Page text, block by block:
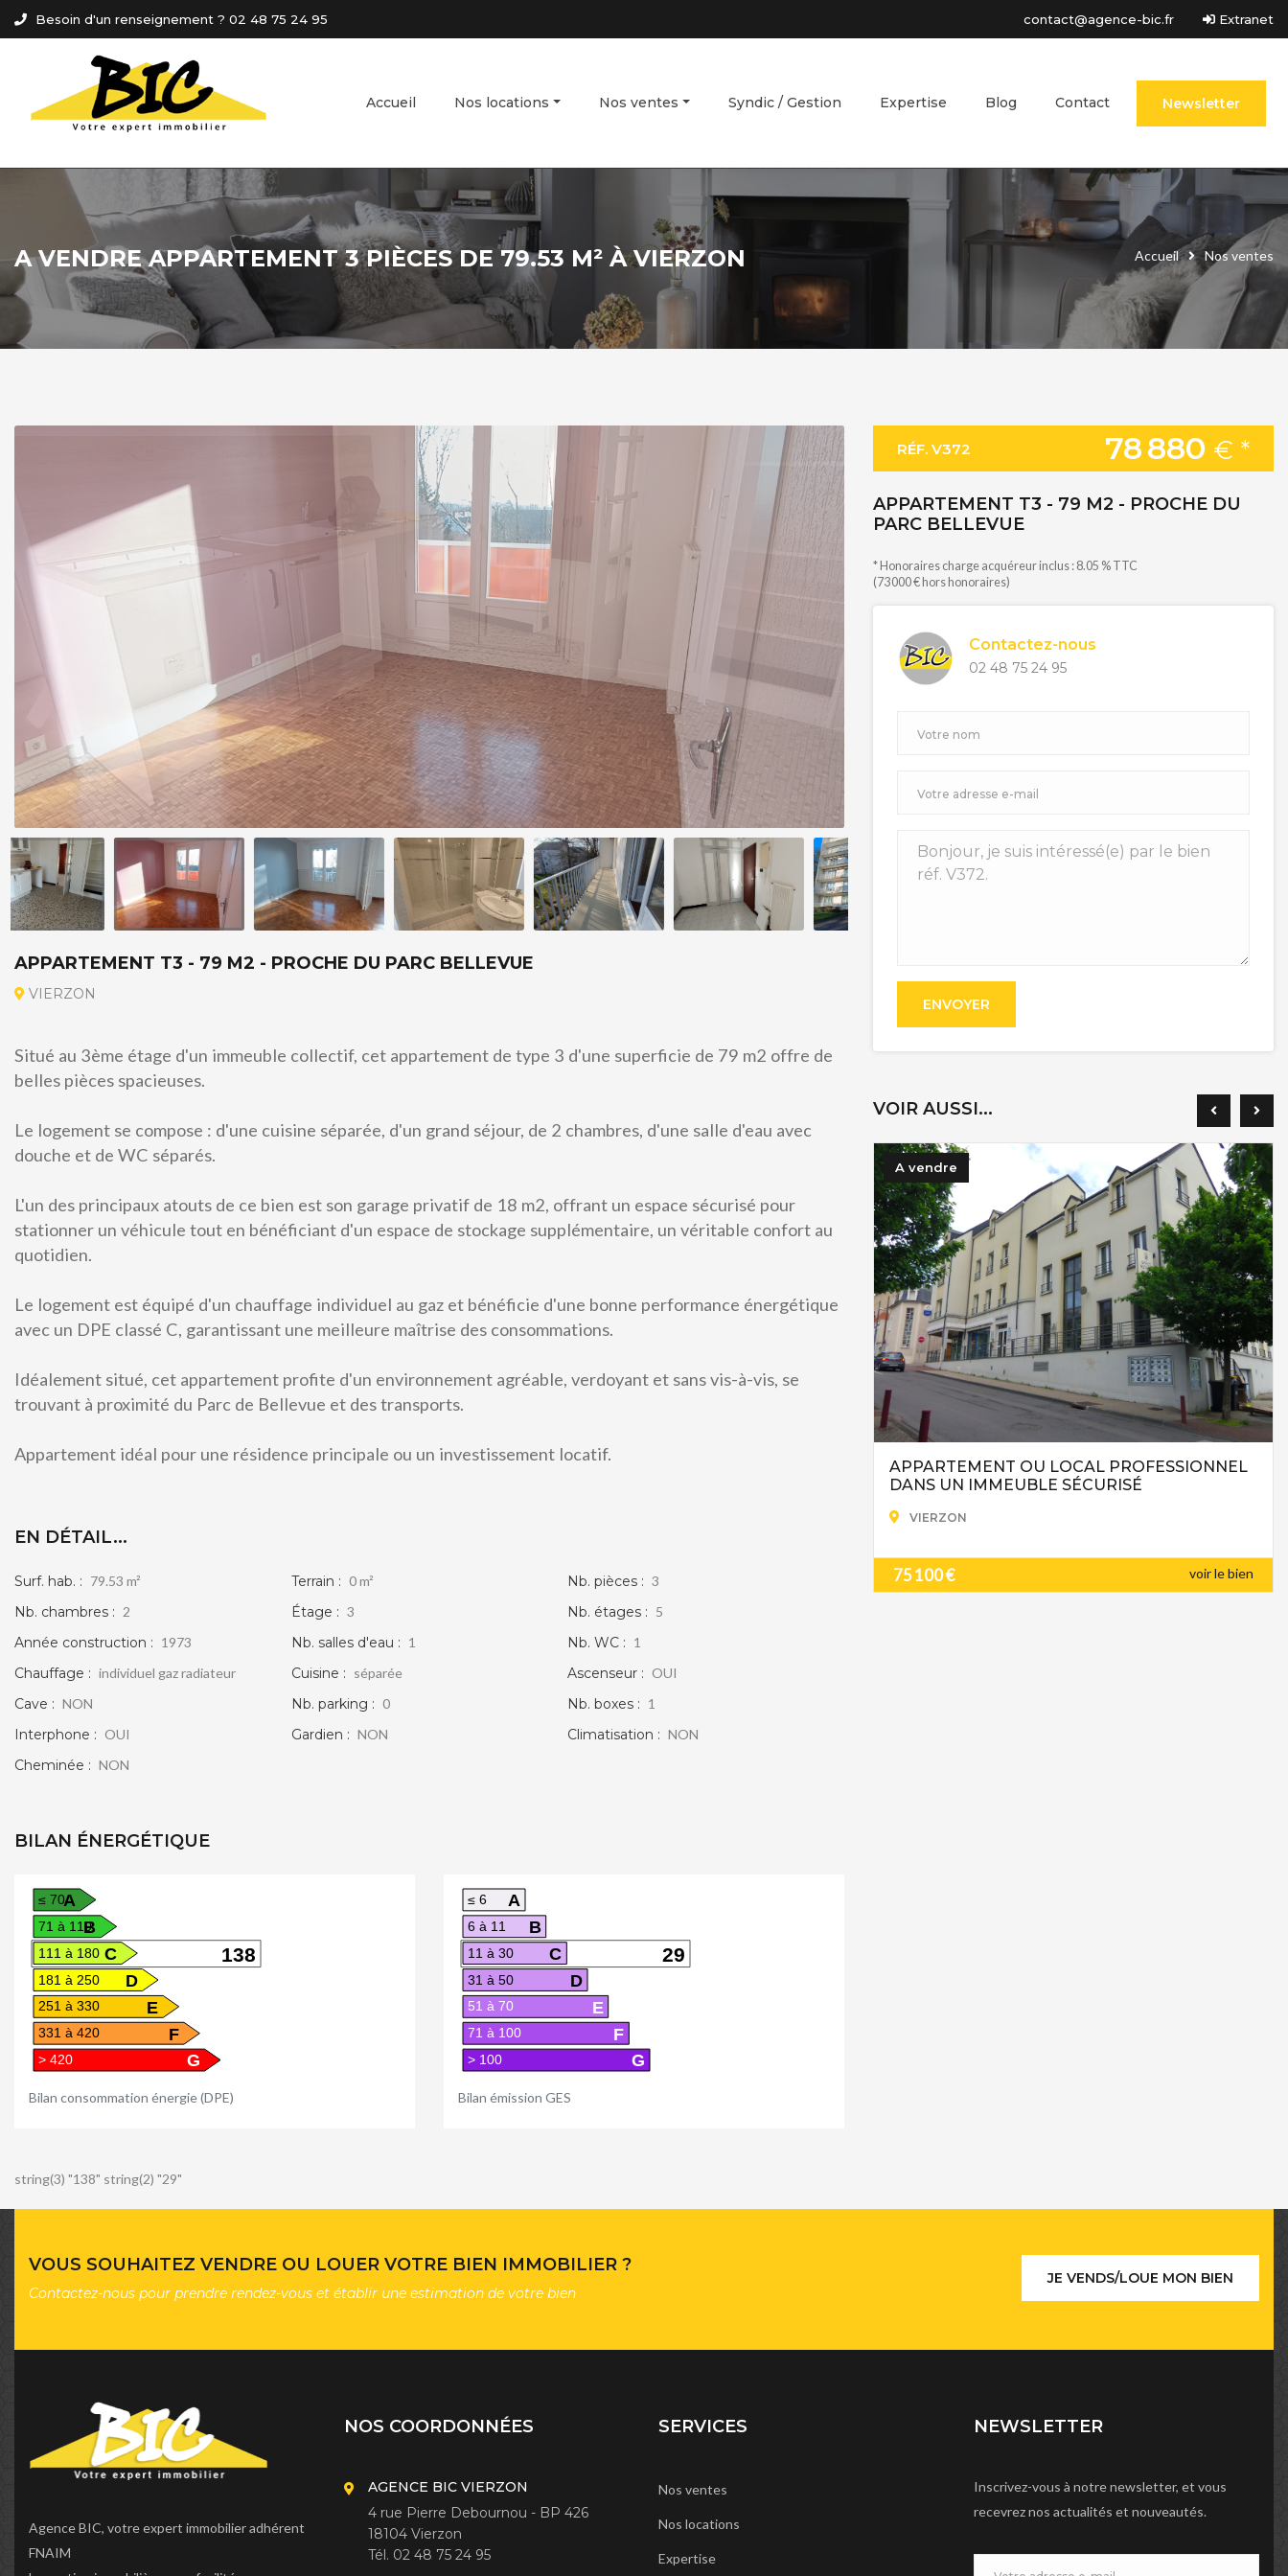
Panneau de gestion des cookies
Besoin d'un renseignement ? 02 48 75 24 95 contact@agence-bic.fr Extranet
Accueil Nos locations Nos ventes Syndic / Gestion Expertise Blog Contact Newsletter
A VENDRE APPARTEMENT 3 PIÈCES DE 79.53 M² À VIERZON Accueil Nos ventes
APPARTEMENT T3 - 79 M2 - PROCHE DU PARC BELLEVUE
VIERZON
Situé au 3ème étage d'un immeuble collectif, cet appartement de type 3 d'une superficie de 79 m2 offre de
belles pièces spacieuses.
Le logement se compose : d'une cuisine séparée, d'un grand séjour, de 2 chambres, d'une salle d'eau avec
douche et de WC séparés.
L'un des principaux atouts de ce bien est son garage privatif de 18 m2, offrant un espace sécurisé pour
stationner un véhicule tout en bénéficiant d'un espace de stockage supplémentaire, un véritable confort au
quotidien.
Le logement est équipé d'un chauffage individuel au gaz et bénéficie d'une bonne performance énergétique
avec un DPE classé C, garantissant une meilleure maîtrise des consommations.
Idéalement situé, cet appartement profite d'un environnement agréable, verdoyant et sans vis-à-vis, se
trouvant à proximité du Parc de Bellevue et des transports.
Appartement idéal pour une résidence principale ou un investissement locatif.
EN DÉTAIL...
Surf. hab. : 79.53 m² Terrain : 0 m² Nb. pièces : 3
Nb. chambres : 2 Étage : 3 Nb. étages : 5
Année construction : 1973 Nb. salles d'eau : 1 Nb. WC : 1
Chauffage : individuel gaz radiateur Cuisine : séparée Ascenseur : OUI
Cave : NON Nb. parking : 0 Nb. boxes : 1
Interphone : OUI Gardien : NON Climatisation : NON
Cheminée : NON
BILAN ÉNERGÉTIQUE
A
≤ 70
B
71 à 110
138
C
111 à 180
D
181 à 250
E
251 à 330
F
331 à 420
G
> 420
Bilan consommation énergie (DPE)
A
≤ 6
B
6 à 11
29
C
11 à 30
D
31 à 50
E
51 à 70
F
71 à 100
G
> 100
Bilan émission GES
string(3) "138" string(2) "29"
RÉF. V372 78 880 € *
APPARTEMENT T3 - 79 M2 - PROCHE DU
PARC BELLEVUE
* Honoraires charge acquéreur inclus : 8.05 % TTC
(73 000 € hors honoraires)
Contactez-nous
02 48 75 24 95
ENVOYER
VOIR AUSSI...
APPARTEMENT F3
APPARTEMENT T3 - 79 M2 - PROCHE DU
A vendre
APPARTEMENT OU LOCAL PROFESSIONNEL
DANS UN IMMEUBLE SÉCURISÉ
VIERZON
75 100 € voir le bien
VOUS SOUHAITEZ VENDRE OU LOUER VOTRE BIEN IMMOBILIER ?
Contactez-nous pour prendre rendez-vous et établir une estimation de votre bien
JE VENDS/LOUE MON BIEN
Agence BIC, votre expert immobilier adhérent
FNAIM
NOS COORDONNÉES
AGENCE BIC VIERZON
4 rue Pierre Debournou - BP 426
18104 Vierzon
Tél. 02 48 75 24 95
SERVICES
Nos ventes
Nos locations
Expertise
NEWSLETTER
Inscrivez-vous à notre newsletter, et vous
recevrez nos actualités et nouveautés.